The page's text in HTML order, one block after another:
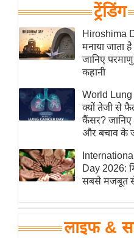
यंग इंडिया
साहित्य जगत
ऑटो वर्ल्ड
न्यूज ब्रीफ
बॉलीवुड
हॉलीवुड
फिल्म समीक्षा
Breaking
News
टेक्नॉलॉजी
ब्यूटी/फैशन
ट्रेंडिंग
Hiroshima
मनाया जाता
जानिए
कहानी
World
क्यों तेजी से
कैंसर?
और बचाव के
Day 2026:
सबसे मजबूत
लाइफ &